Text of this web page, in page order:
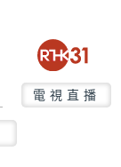
電視直播